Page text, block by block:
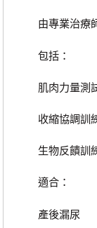
由專業治療師
包括：
肌肉力量測
收縮協調訓
生物反饋訓
適合：
產後漏尿